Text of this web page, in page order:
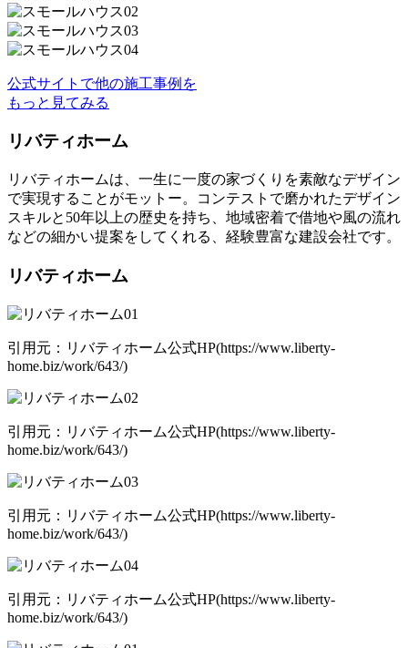
公式サイトで他の施工事例を
もっと見てみる
リバティホーム
リバティホームは、一生に一度の家づくりを素敵なデザイン
で実現することがモットー。コンテストで磨かれたデザイン
スキルと50年以上の歴史を持ち、地域密着で借地や風の流れ
などの細かい提案をしてくれる、経験豊富な建設会社です。
リバティホーム
引用元：リバティホーム公式HP(https://www.liberty-
home.biz/work/643/)
引用元：リバティホーム公式HP(https://www.liberty-
home.biz/work/643/)
引用元：リバティホーム公式HP(https://www.liberty-
home.biz/work/643/)
引用元：リバティホーム公式HP(https://www.liberty-
home.biz/work/643/)